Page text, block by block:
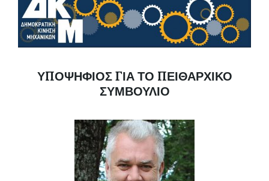
ΥΠΟΨΗΦΙΟΣ ΓΙΑ ΤΟ ΠΕΙΘΑΡΧΙΚΟ
ΣΥΜΒΟΥΛΙΟ